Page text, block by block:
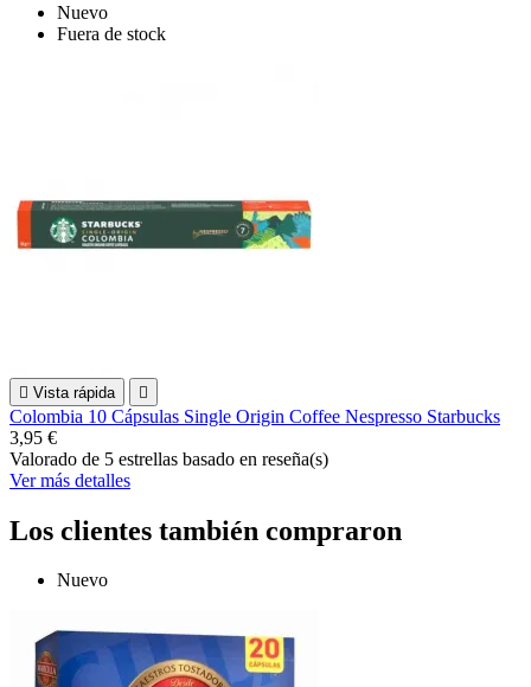
Nuevo
Fuera de stock
 Vista rápida 
Colombia 10 Cápsulas Single Origin Coffee Nespresso Starbucks
3,95 €
Valorado de 5 estrellas basado en reseña(s)
Ver más detalles
Los clientes también compraron
Nuevo